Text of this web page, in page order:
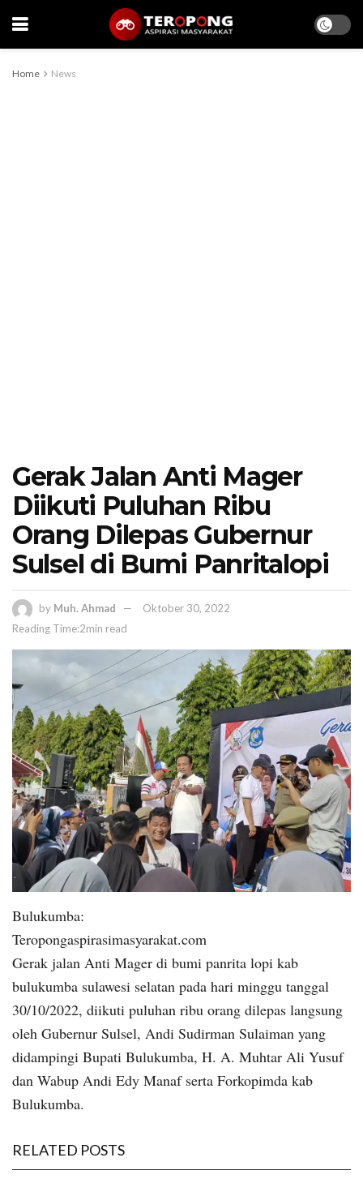
Home News
Gerak Jalan Anti Mager
Diikuti Puluhan Ribu
Orang Dilepas Gubernur
Sulsel di Bumi Panritalopi
by Muh. Ahmad
Oktober 30, 2022
Reading Time:2min read
Bulukumba:
Teropongaspirasimasyarakat.com
Gerak jalan Anti Mager di bumi panrita lopi kab
bulukumba sulawesi selatan pada hari minggu tanggal
30/10/2022, diikuti puluhan ribu orang dilepas langsung
oleh Gubernur Sulsel, Andi Sudirman Sulaiman yang
didampingi Bupati Bulukumba, H. A. Muhtar Ali Yusuf
dan Wabup Andi Edy Manaf serta Forkopimda kab
Bulukumba.
RELATED POSTS